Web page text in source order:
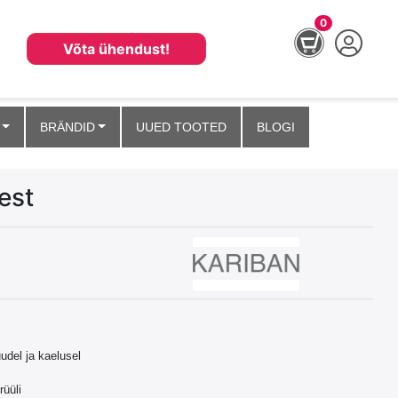
Võta ühendust!
0
BRÄNDID UUED TOOTED BLOGI
ja kaelusel